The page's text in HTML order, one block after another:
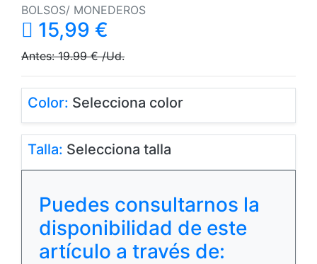
BOLSOS/ MONEDEROS
15,99 €
Antes: 19.99 € /Ud.
Color: Selecciona color
Talla: Selecciona talla
Puedes consultarnos la
disponibilidad de este
artículo a través de: